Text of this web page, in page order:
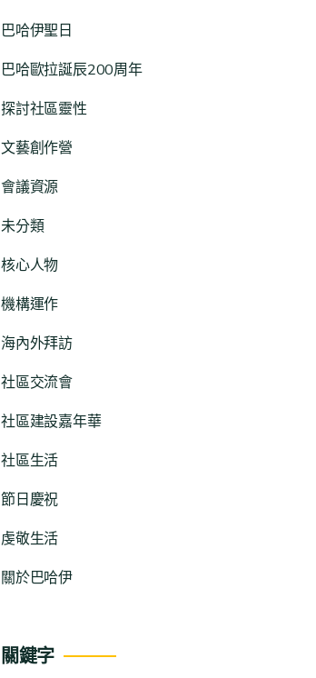
巴哈伊聖日
巴哈歐拉誕辰200周年
探討社區靈性
文藝創作營
會議資源
未分類
核心人物
機構運作
海內外拜訪
社區交流會
社區建設嘉年華
社區生活
節日慶祝
虔敬生活
關於巴哈伊
關鍵字